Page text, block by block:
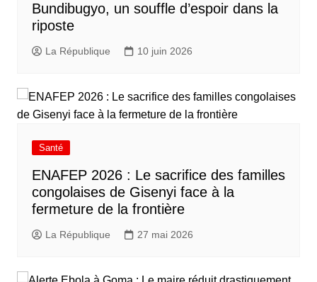
Bundibugyo, un souffle d’espoir dans la
riposte
La République 10 juin 2026
Santé
ENAFEP 2026 : Le sacrifice des familles
congolaises de Gisenyi face à la
fermeture de la frontière
La République 27 mai 2026